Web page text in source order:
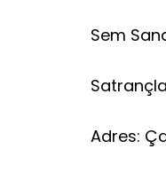
Sem
Adres: